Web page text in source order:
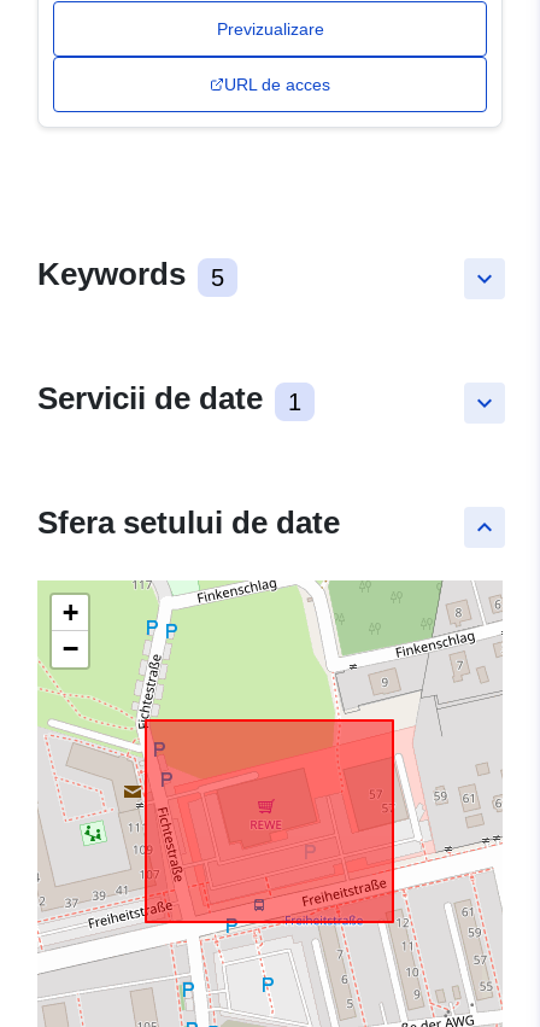
Previzualizare
URL de acces
keyboard_arrow_down
Keywords 5
keyboard_arrow_down
Servicii de date 1
keyboard_arrow_up
Sfera setului de date
+
−